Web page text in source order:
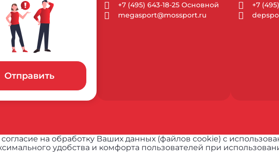
Отправить
+7 (495) 643-18-25 Основной
megasport@mossport.ru
+7
на обработку Ваших данных (файлов cookie) с
удобства и комфорта пользователей при